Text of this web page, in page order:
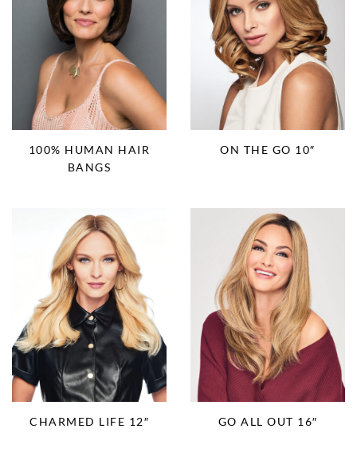
100% HUMAN HAIR
BANGS
ON THE GO 10″
CHARMED LIFE 12″ GO ALL OUT 16″